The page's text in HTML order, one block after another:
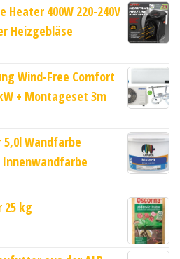
Heater 400W 220-240V
Heizgebläse
Wind-Free Comfort
+ Montageset 3m
Wandfarbe
25 kg